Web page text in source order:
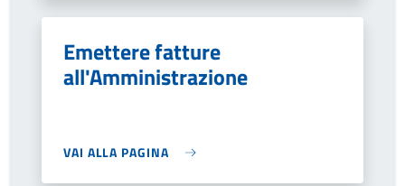
Emettere fatture
all'Amministrazione
VAI ALLA PAGINA